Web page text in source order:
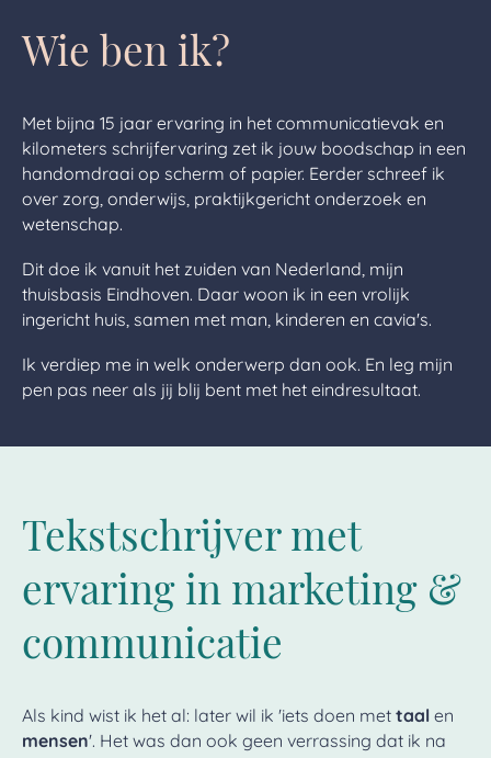
Wie ben ik?
Met bijna 15 jaar ervaring in het communicatievak en
kilometers schrijfervaring zet ik jouw boodschap in een
handomdraai op scherm of papier. Eerder schreef ik
over zorg, onderwijs, praktijkgericht onderzoek en
wetenschap.
Dit doe ik vanuit het zuiden van Nederland, mijn
thuisbasis Eindhoven. Daar woon ik in een vrolijk
ingericht huis, samen met man, kinderen en cavia's.
Ik verdiep me in welk onderwerp dan ook. En leg mijn
pen pas neer als jij blij bent met het eindresultaat.
Tekstschrijver met
ervaring in marketing &
communicatie
Als kind wist ik het al: later wil ik 'iets doen met taal en
mensen'. Het was dan ook geen verrassing dat ik na